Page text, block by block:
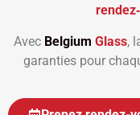
Avec Belgium Glass,
garanties pour